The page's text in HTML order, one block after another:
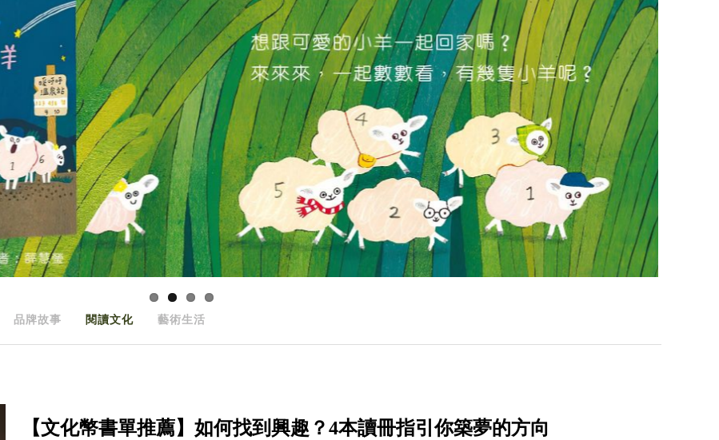
品牌故事 閱讀文化 藝術生活
【文化幣書單推薦】如何找到興趣？4本讀冊指引你築夢的方向